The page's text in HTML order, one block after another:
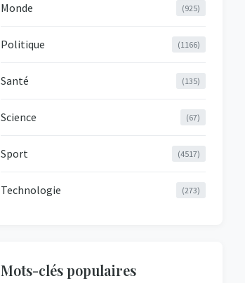
Monde (925)
Politique (1166)
Santé (135)
Science (67)
Sport (4517)
Technologie (273)
Mots-clés populaires